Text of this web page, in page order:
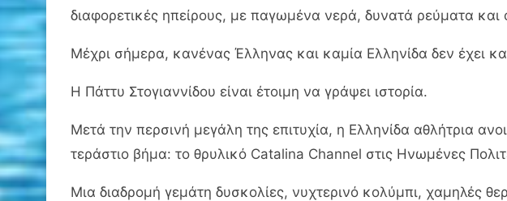
διαφορετικές ηπείρους, με παγωμένα νερά, δυνατά ρεύματα και
Μέχρι σήμερα, κανένας Έλληνας και καμία Ελληνίδα δεν έχει
Η Πάττυ Στογιαννίδου είναι έτοιμη να γράψει ιστορία.
Μετά την περσινή μεγάλη της επιτυχία, η Ελληνίδα αθλήτρια
τεράστιο βήμα: το θρυλικό Catalina Channel στις Ηνωμένες
Μια διαδρομή γεμάτη δυσκολίες, νυχτερινό κολύμπι, χαμηλές